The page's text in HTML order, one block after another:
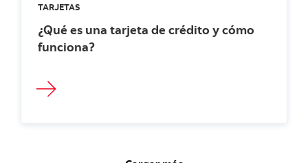
TARJETAS
¿Qué es una tarjeta de crédito y cómo
funciona?